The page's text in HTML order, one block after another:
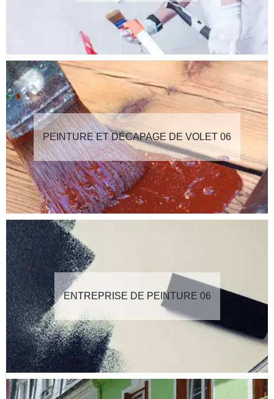
PEINTURE ET DÉCAPAGE DE VOLET 06
ENTREPRISE DE PEINTURE 06